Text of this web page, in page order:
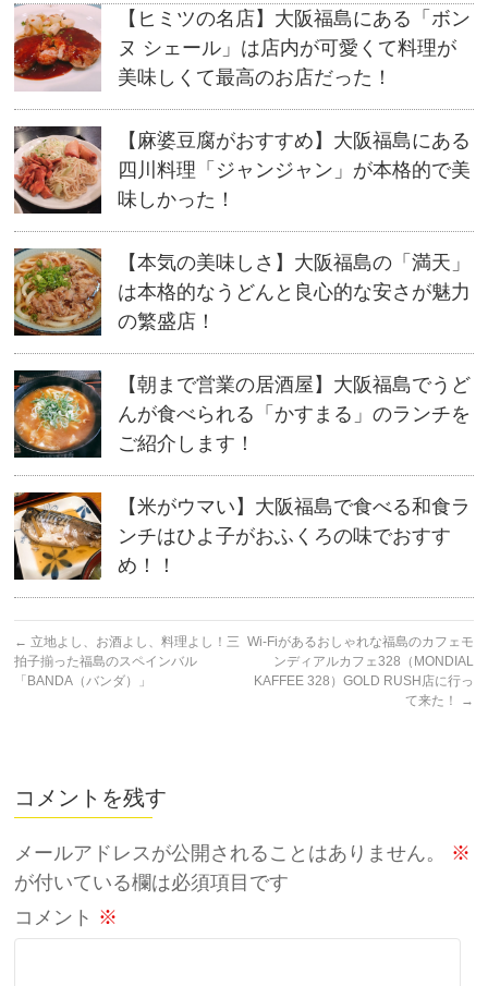
ウ
す)
【ヒミツの名店】大阪福島にある「ボン
ヌ シェール」は店内が可愛くて料理が
美味しくて最高のお店だった！
【麻婆豆腐がおすすめ】大阪福島にある
四川料理「ジャンジャン」が本格的で美
味しかった！
【本気の美味しさ】大阪福島の「満天」
は本格的なうどんと良心的な安さが魅力
の繁盛店！
【朝まで営業の居酒屋】大阪福島でうど
んが食べられる「かすまる」のランチを
ご紹介します！
【米がウマい】大阪福島で食べる和食ラ
ンチはひよ子がおふくろの味でおすす
め！！
← 立地よし、お酒よし、料理よし！三
拍子揃った福島のスペインバル
「BANDA（バンダ）」
Wi-Fiがあるおしゃれな福島のカフェモ
ンディアルカフェ328（MONDIAL
KAFFEE 328）GOLD RUSH店に行っ
て来た！
→
コメントを残す
メールアドレスが公開されることはありません。
※
が付いている欄は必須項目です
コメント ※